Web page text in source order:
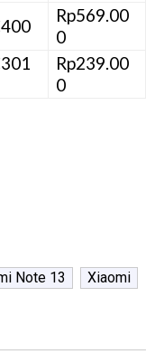
Rp569.00
0
Rp239.00
0
Note 13 Xiaomi